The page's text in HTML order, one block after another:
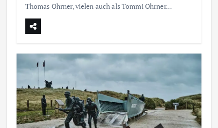
Thomas Ohrner, vielen auch als Tommi Ohrner…